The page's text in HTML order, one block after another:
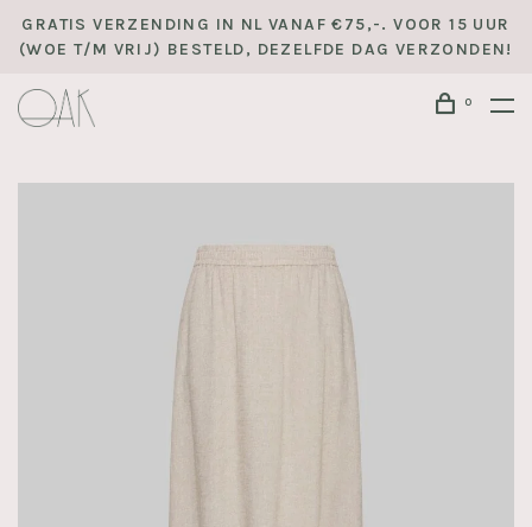
GRATIS VERZENDING IN NL VANAF €75,-. VOOR 15 UUR
(WOE T/M VRIJ) BESTELD, DEZELFDE DAG VERZONDEN!
0